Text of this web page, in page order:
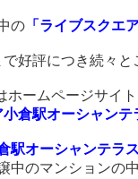
の 「ライブスクエ
で好評につき続々
ホームページサイ
小倉駅オーシャンテ
駅オーシャンテラス
中のマンションの